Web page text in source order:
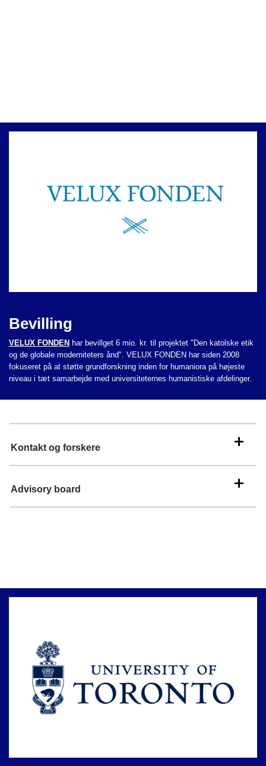
Bevilling
VELUX FONDEN har bevillget 6 mio. kr. til projektet "Den katolske etik
og de globale moderniteters ånd". VELUX FONDEN har siden 2008
fokuseret på at støtte grundforskning inden for humaniora på højeste
niveau i tæt samarbejde med universiteternes humanistiske afdelinger.
Kontakt og forskere
Advisory board